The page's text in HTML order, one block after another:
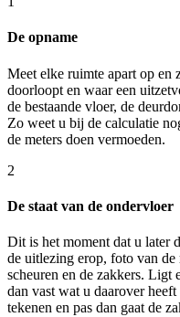
De opname
Meet elke ruimte apart op en
doorloopt en waar een
de bestaande vloer, de
Zo weet u bij de calculatie
de meters doen vermoeden.
2
De staat van de ondervloer
Dit is het moment dat u later
de uitlezing erop, foto van
scheuren en de zakkers.
dan vast wat u daarover
tekenen en pas dan gaat de